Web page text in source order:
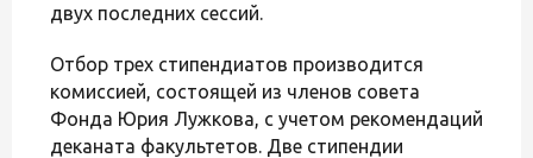
двух последних сессий.
Отбор трех стипендиатов производится
комиссией, состоящей из членов совета
Фонда Юрия Лужкова, с учетом рекомендаций
деканата факультетов. Две стипендии